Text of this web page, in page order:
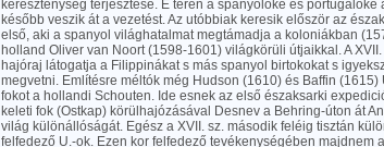
kereszténység terjesztése. E téren a spanyoloké és
később veszik át a vezetést. Az utóbbiak keresik először az
első, aki a spanyol világhatalmat megtámadja a koloniákban
holland Oliver van Noort (1598-1601) világkörüli útjaikkal. A
hajóraj látogatja a Filippinákat s más spanyol birtokokat s
megvetni. Említésre méltók még Hudson (1610) és Baffin
fokot a hollandi Schouten. Ide esnek az első északsarki
keleti fok (Ostkap) körülhajózásával Desnev a Behring-úton át
világ különállóságát. Egész a XVII. sz. második feléig tisztán
felfedező U.-ok. Ezen kor felfedező tevékenységében majdnem